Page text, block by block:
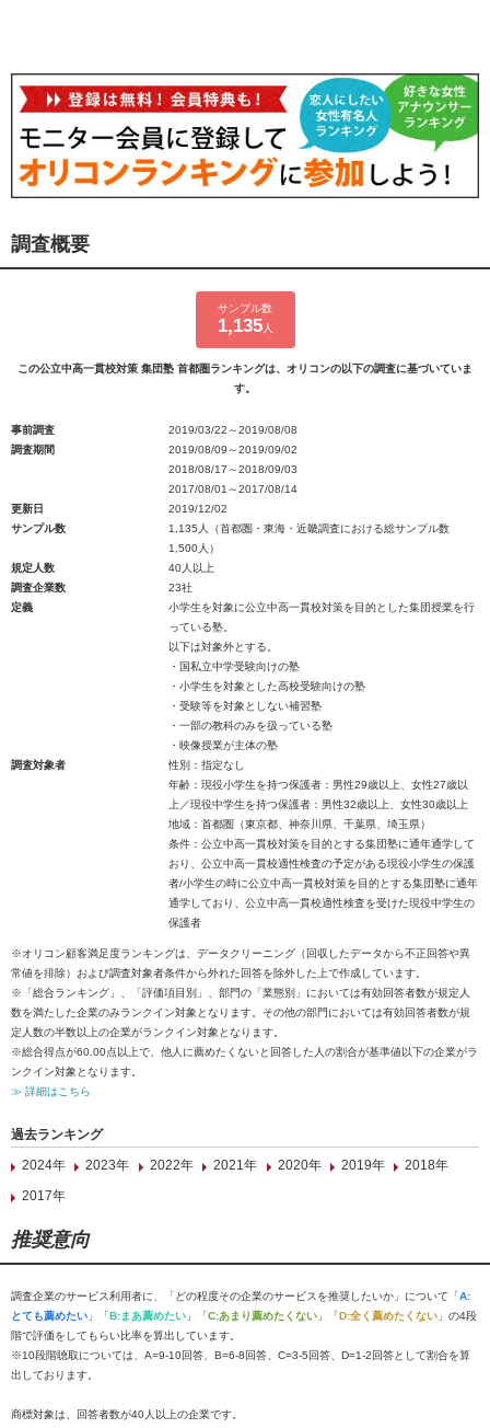
調査概要
サンプル数
1,135人
この公立中高一貫校対策 集団塾 首都圏ランキングは、オリコンの以下の調査に基づいていま
す。
事前調査
2019/03/22～2019/08/08
調査期間
2019/08/09～2019/09/02
2018/08/17～2018/09/03
2017/08/01～2017/08/14
更新日
2019/12/02
サンプル数
1,135人（首都圏・東海・近畿調査における総サンプル数
1,500人）
規定人数
40人以上
調査企業数
23社
定義
小学生を対象に公立中高一貫校対策を目的とした集団授業を行
っている塾。
以下は対象外とする。
・国私立中学受験向けの塾
・小学生を対象とした高校受験向けの塾
・受験等を対象としない補習塾
・一部の教科のみを扱っている塾
・映像授業が主体の塾
調査対象者
性別：指定なし
年齢：現役小学生を持つ保護者：男性29歳以上、女性27歳以
上／現役中学生を持つ保護者：男性32歳以上、女性30歳以上
地域：首都圏（東京都、神奈川県、千葉県、埼玉県）
条件：公立中高一貫校対策を目的とする集団塾に通年通学して
おり、公立中高一貫校適性検査の予定がある現役小学生の保護
者/小学生の時に公立中高一貫校対策を目的とする集団塾に通年
通学しており、公立中高一貫校適性検査を受けた現役中学生の
保護者
※オリコン顧客満足度ランキングは、データクリーニング（回収したデータから不正回答や異
常値を排除）および調査対象者条件から外れた回答を除外した上で作成しています。
※「総合ランキング」、「評価項目別」、部門の「業態別」においては有効回答者数が規定人
数を満たした企業のみランクイン対象となります。その他の部門においては有効回答者数が規
定人数の半数以上の企業がランクイン対象となります。
※総合得点が60.00点以上で、他人に薦めたくないと回答した人の割合が基準値以下の企業がラ
ンクイン対象となります。
≫ 詳細はこちら
過去ランキング
2024年
2023年 2022年 2021年 2020年 2019年
2018年
2017年
推奨意向
調査企業のサービス利用者に、「どの程度その企業のサービスを推奨したいか」について「A:
とても薦めたい 」「B:まあ薦めたい 」「C:あまり薦めたくない 」「D:全く薦めたくない 」の4段
階で評価をしてもらい比率を算出しています。
※10段階聴取については、A=9-10回答、B=6-8回答、C=3-5回答、D=1-2回答として割合を算
出しております。
商標対象は、回答者数が40人以上の企業です。